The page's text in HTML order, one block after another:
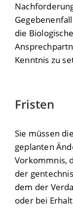
die
Kenntnis zu
Fristen
Sie müssen
geplanten
Vorkommnis,
der
dem der
oder bei